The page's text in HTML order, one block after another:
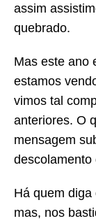
assim
quebrado.
Mas este ano
estamos
vimos tal
anteriores. O
mensagem
Há quem
mas, nos